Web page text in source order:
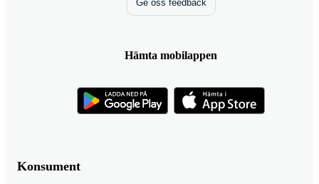
Konsument
Ge oss feedback
Hämta mobilappen